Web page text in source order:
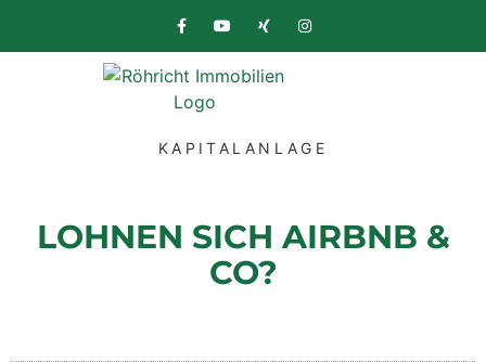
KAPITALANLAGE
LOHNEN SICH AIRBNB &
CO?